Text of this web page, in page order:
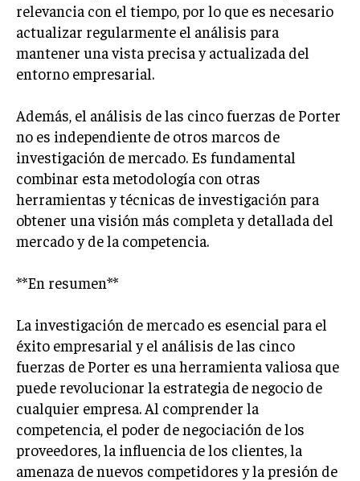
relevancia con el tiempo, por lo que es necesario
actualizar regularmente el análisis para
mantener una vista precisa y actualizada del
entorno empresarial.
Además, el análisis de las cinco fuerzas de Porter
no es independiente de otros marcos de
investigación de mercado. Es fundamental
combinar esta metodología con otras
herramientas y técnicas de investigación para
obtener una visión más completa y detallada del
mercado y de la competencia.
**En resumen**
La investigación de mercado es esencial para el
éxito empresarial y el análisis de las cinco
fuerzas de Porter es una herramienta valiosa que
puede revolucionar la estrategia de negocio de
cualquier empresa. Al comprender la
competencia, el poder de negociación de los
proveedores, la influencia de los clientes, la
amenaza de nuevos competidores y la presión de